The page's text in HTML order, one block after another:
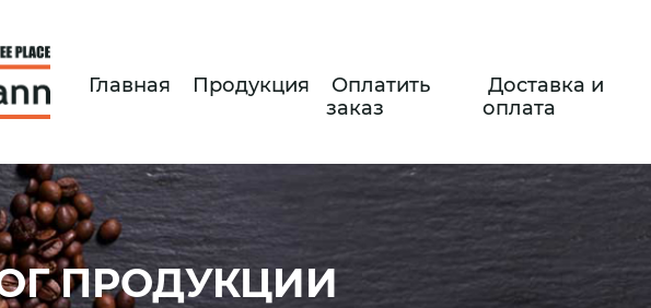
Главная Продукция
Оплатить
заказ
Доставка и
оплата
ПРОДУКЦИИ